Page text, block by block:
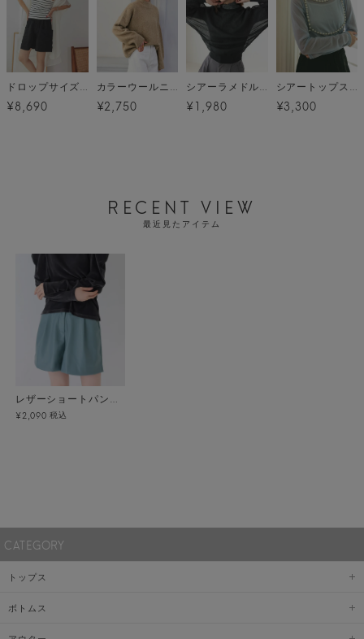
ドロップサイズオーバーシャツワンピ メール便
¥8,690
カラーウールニット
¥2,750
シアーラメドルマン メール便
¥1,980
シアートップス メール便
¥3,300
RECENT VIEW
最近見たアイテム
¥2,090 税込
CATEGORY
トップス
ボトムス